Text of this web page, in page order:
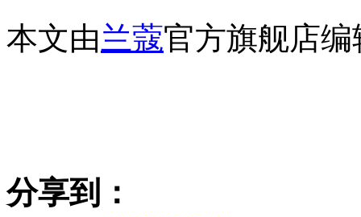
本文由兰蔻官方旗舰店编
分享到：